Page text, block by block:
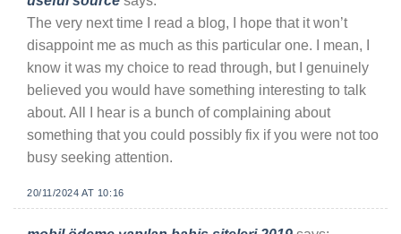
The very next time I read a blog, I hope that it won’t
disappoint me as much as this particular one. I mean, I
know it was my choice to read through, but I genuinely
believed you would have something interesting to talk
about. All I hear is a bunch of complaining about
something that you could possibly fix if you were not too
busy seeking attention.
20/11/2024 AT 10:16